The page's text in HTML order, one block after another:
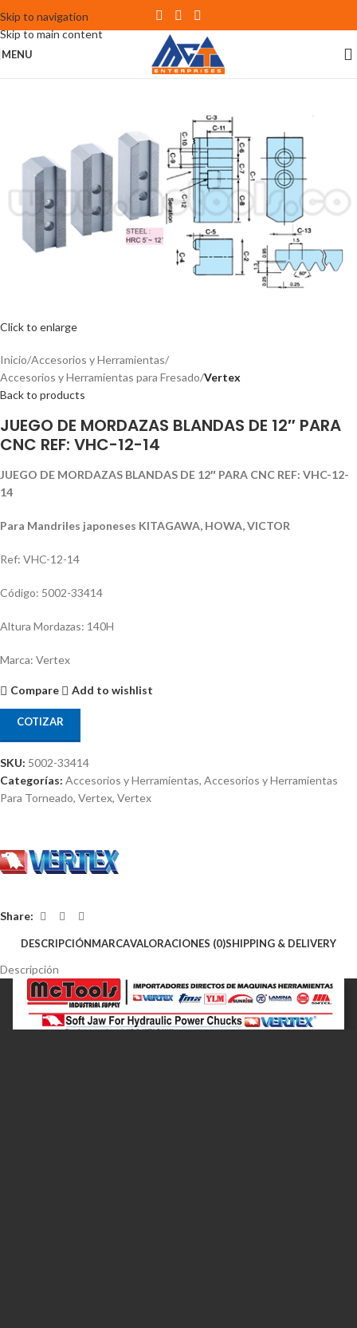
Skip to navigation
Skip to main content
MENU
Click to enlarge
Inicio Accesorios y Herramientas
Accesorios y Herramientas para Fresado Vertex
Back to products
JUEGO DE MORDAZAS BLANDAS DE 12″ PARA
CNC REF: VHC-12-14
JUEGO DE MORDAZAS BLANDAS DE 12″ PARA CNC REF: VHC-12-
14
Para Mandriles japoneses KITAGAWA, HOWA, VICTOR
Ref: VHC-12-14
Código: 5002-33414
Altura Mordazas: 140H
Marca: Vertex
Compare Add to wishlist
COTIZAR
SKU: 5002-33414
Categorías: Accesorios y Herramientas, Accesorios y Herramientas
Para Torneado, Vertex, Vertex
Share:
DESCRIPCIÓNMARCAVALORACIONES (0)SHIPPING & DELIVERY
Descripción